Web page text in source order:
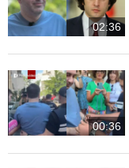
02:36
00:36